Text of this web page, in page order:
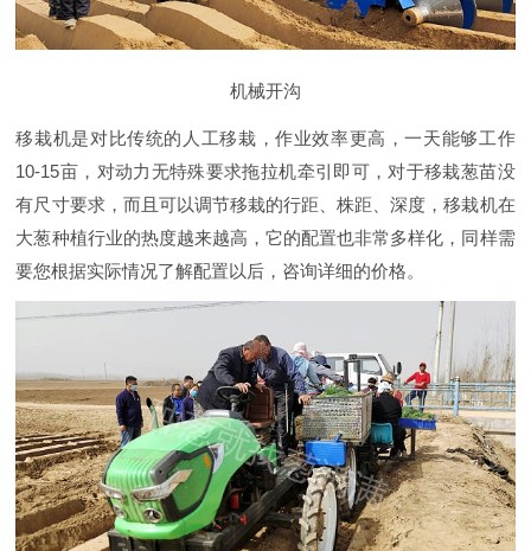
机械开沟
移栽机是对比传统的人工移栽，作业效率更高，一天能够工作
10-15亩，对动力无特殊要求拖拉机牵引即可，对于移栽葱苗没
有尺寸要求，而且可以调节移栽的行距、株距、深度，移栽机在
大葱种植行业的热度越来越高，它的配置也非常多样化，同样需
要您根据实际情况了解配置以后，咨询详细的价格。